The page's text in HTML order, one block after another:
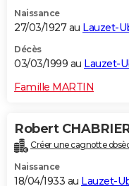
Naissance
27/03/1927 au Lauzet-
Décès
03/03/1999 au Lauzet-
Famille MARTIN
Robert
Créer une cagnotte
Naissance
18/04/1933 au Lauzet-